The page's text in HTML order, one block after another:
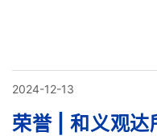
2024-12-13
荣誉 | 和义观达